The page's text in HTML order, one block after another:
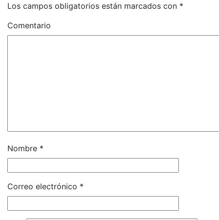
Los campos obligatorios están marcados con *
Comentario
Nombre *
Correo electrónico *